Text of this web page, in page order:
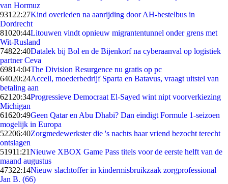
van Hormuz
931 22:27Kind overleden na aanrijding door AH-bestelbus in
Dordrecht
81020:44Litouwen vindt opnieuw migrantentunnel onder grens met
Wit-Rusland
74822:40Datalek bij Bol en de Bijenkorf na cyberaanval op logistiek
partner Ceva
69814:04The Division Resurgence nu gratis op pc
64020:24Accell, moederbedrijf Sparta en Batavus, vraagt uitstel van
betaling aan
621 20:34Progressieve Democraat El-Sayed wint nipt voorverkiezing
Michigan
61620:49Geen Qatar en Abu Dhabi? Dan eindigt Formule 1-seizoen
mogelijk in Europa
52206:40Zorgmedewerkster die 's nachts haar vriend bezocht terecht
ontslagen
51911:21Nieuwe XBOX Game Pass titels voor de eerste helft van de
maand augustus
47322:14Nieuw slachtoffer in kindermisbruikzaak zorgprofessional
Jan B. (66)